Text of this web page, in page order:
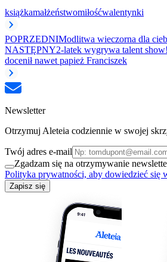
książkamałżeństwomiłośćwalentynki
POPRZEDNIModlitwa wieczorna dla
NASTĘPNY2-latek wygrywa talent
docenił nawet papież Franciszek
Newsletter
Otrzymuj Aleteia codziennie w swojej
Twój adres e-mail
Zgadzam się na otrzymywanie
Polityka prywatności, aby dowiedzieć się
Zapisz się